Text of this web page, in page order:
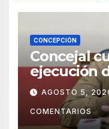
CONCEPCIÓN
Concejal
ejecución
pide
municipio
AGOSTO 5,
COMENTARIOS